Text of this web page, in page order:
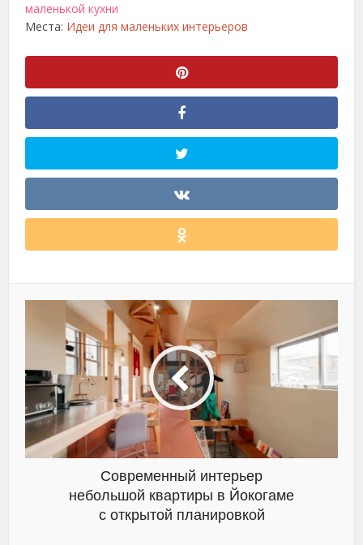
маленькой кухни
Места: Идеи для маленьких интерьеров
Современный интерьер
небольшой квартиры в Йокогаме
с открытой планировкой